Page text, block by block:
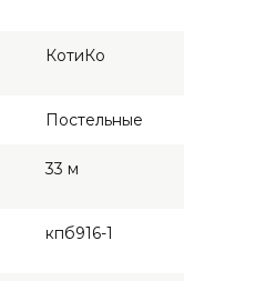
КотиКо
Постельные
33 м
кпб916-1